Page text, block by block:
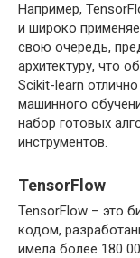
Например,
и широко
свою очередь,
архитектуру, что
Scikit-learn
машинного
набор готовых
инструментов.
TensorFlow
TensorFlow – это
кодом,
имела более 180